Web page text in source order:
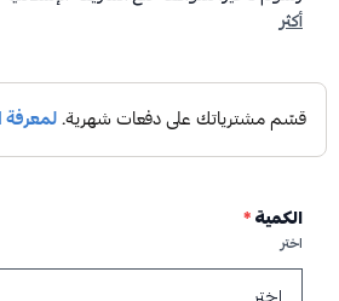
أكثر
الكمية*
اختر